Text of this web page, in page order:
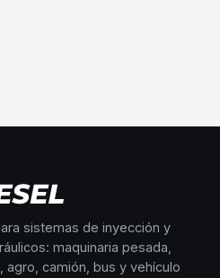
sistemas de inyección y
maquinaria pesada,
agro, camión, bus y vehículo